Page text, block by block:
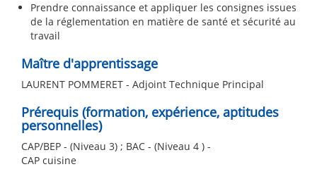
Prendre connaissance et appliquer les consignes issues
de la réglementation en matière de santé et sécurité au
travail
Maître d'apprentissage
LAURENT POMMERET - Adjoint Technique Principal
Prérequis (formation, expérience, aptitudes
personnelles)
CAP/BEP - (Niveau 3) ; BAC - (Niveau 4 ) -
CAP cuisine